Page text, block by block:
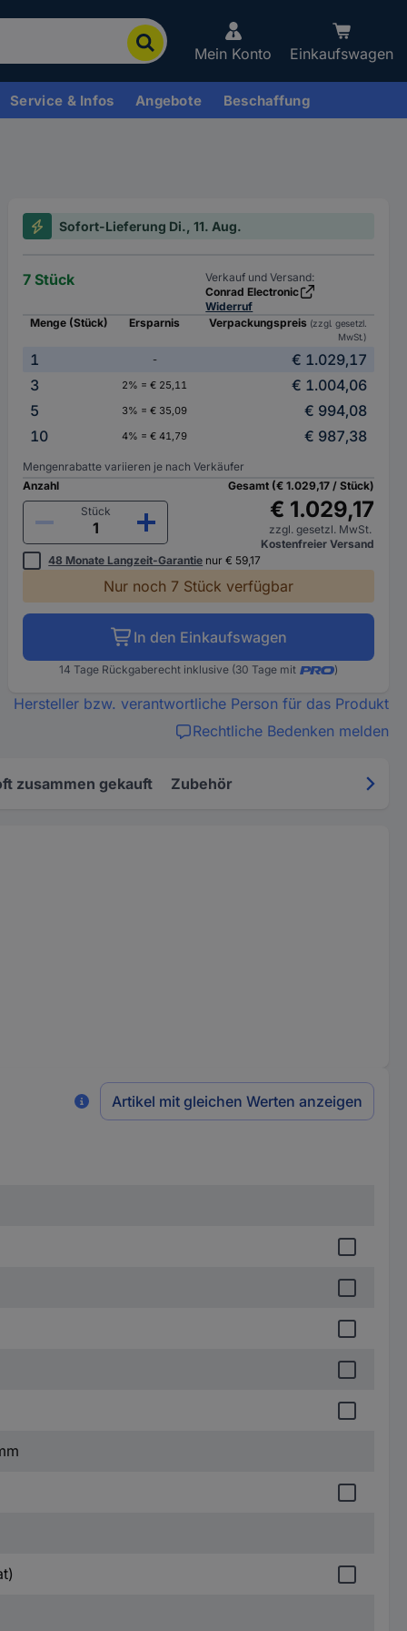
Mein Konto Einkaufswagen
Service & Infos Angebote Beschaffung
Sofort-Lieferung Di., 11. Aug.
7 Stück
Verkauf und Versand:
Conrad Electronic
Widerruf
Menge (Stück)
Ersparnis Verpackungspreis (zzgl. gesetzl.
MwSt.)
1 -
€ 1.029,17
3
2% = € 25,11
€ 1.004,06
5
3% = € 35,09
€ 994,08
10
4% = € 41,79 € 987,38
Mengenrabatte variieren je nach Verkäufer
Anzahl
Stück
Gesamt (€ 1.029,17 / Stück)
€ 1.029,17
zzgl. gesetzl. MwSt.
Kostenfreier Versand
48 Monate Langzeit-Garantie nur € 59,17
Nur noch 7 Stück verfügbar
In den Einkaufswagen
14 Tage Rückgaberecht inklusive (30 Tage mit )
Hersteller bzw. verantwortliche Person für das Produkt
Rechtliche Bedenken melden
zusammen gekauft Zubehör
Artikel mit gleichen Werten anzeigen